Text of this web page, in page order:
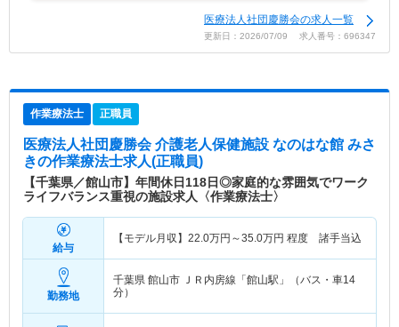
医療法人社団慶勝会の求人一覧
更新日：2026/07/09 求人番号：696347
作業療法士 正職員
医療法人社団慶勝会 介護老人保健施設 なのはな館 みさ
きの作業療法士求人(正職員)
【千葉県／館山市】年間休日118日◎家庭的な雰囲気でワーク
ライフバランス重視の施設求人〈作業療法士〉
給与
【モデル月収】 22.0万円～35.0万円 程度 諸手当込
勤務地
千葉県 館山市 ＪＲ内房線「館山駅」（バス・車14
分）